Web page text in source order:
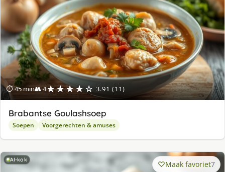
⏱ 45 min👥 4★★★★☆ 3.91 (11)
Brabantse Goulashsoep
Soepen Voorgerechten & amuses
AI-kok Maak favoriet7